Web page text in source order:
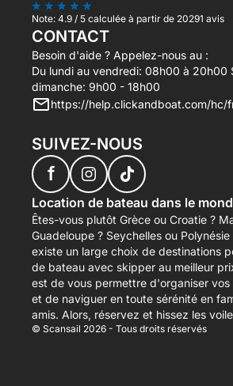
Note: 4.9 / 5 calculée à partir de 20291 avis
CONTACT
Besoin d'aide ? Appelez-nous au :
Du lundi au vendredi: 08h00 à 20h00
dimanche: 9h00 - 18h00
https://help.clickandboat.com/hc/
SUIVEZ-NOUS
f
Location de bateau dans le
Êtes-vous plutôt Grèce ou Croatie ?
Guadeloupe ? Seychelles ou
existe un large choix de destinations
de bateau avec skipper au meilleur
est de vous permettre d'organiser
et de naviguer en toute sérénité en
amis. Alors, réservez et hissez les
© Scansail 2026 - Tous droits réservés